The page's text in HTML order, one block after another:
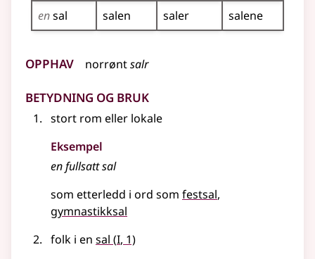
ensal salen saler salene
Opphav norrøntsalr
Betydning og bruk
stort rom eller lokale
Eksempel
en fullsatt sal
som etterledd i ord som festsal
gymnastikksal
folk i en sal (1
I, 1)